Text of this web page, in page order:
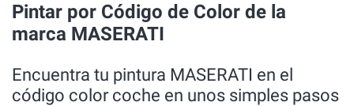
Pintar por Código de Color de la
marca MASERATI
Encuentra tu pintura MASERATI en el
código color coche en unos simples pasos